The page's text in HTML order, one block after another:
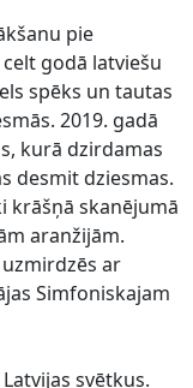
pie
godā latviešu
spēks un tautas
2019. gadā
kurā dzirdamas
desmit dziesmas.
krāšņā skanējumā
aranžijām.
ar
Simfoniskajam
svētkus.